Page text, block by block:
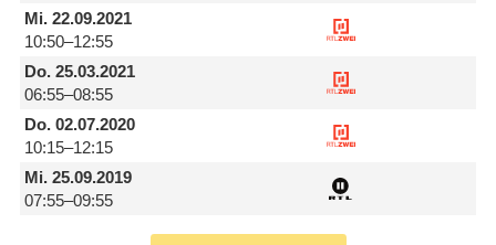
Mi.22.09.2021
10:50–12:55
Do.25.03.2021
06:55–08:55
Do.02.07.2020
10:15–12:15
Mi.25.09.2019
07:55–09:55